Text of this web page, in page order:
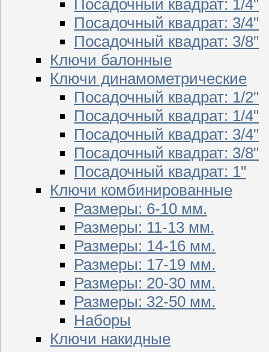
Посадочный квадрат: 1/4"
Посадочный квадрат: 3/4"
Посадочный квадрат: 3/8"
Ключи балонные
Ключи динамометрические
Посадочный квадрат: 1/2"
Посадочный квадрат: 1/4"
Посадочный квадрат: 3/4"
Посадочный квадрат: 3/8"
Посадочный квадрат: 1"
Ключи комбинированные
Размеры: 6-10 мм.
Размеры: 11-13 мм.
Размеры: 14-16 мм.
Размеры: 17-19 мм.
Размеры: 20-30 мм.
Размеры: 32-50 мм.
Наборы
Ключи накидные